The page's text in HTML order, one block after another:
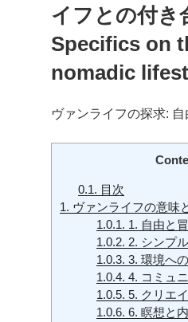
イフとの付き
Specifics on
nomadic
ヴァンライフの探求:
0.1. 目次
1. ヴァンライフの意味
1.0.1. 1. 自由と
1.0.2. 2. シンプ
1.0.3. 3. 環境へ
1.0.4. 4. コミュ
1.0.5. 5. クリエ
1.0.6. 6. 瞑想と